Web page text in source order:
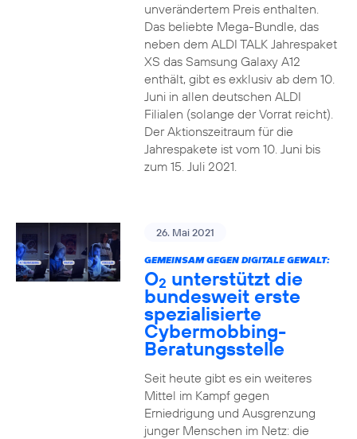
unverändertem Preis enthalten.
Das beliebte Mega-Bundle, das
neben dem ALDI TALK Jahrespaket
XS das Samsung Galaxy A12
enthält, gibt es exklusiv ab dem 10.
Juni in allen deutschen ALDI
Filialen (solange der Vorrat reicht).
Der Aktionszeitraum für die
Jahrespakete ist vom 10. Juni bis
zum 15. Juli 2021.
26. Mai 2021
GEMEINSAM GEGEN DIGITALE GEWALT:
O2 unterstützt die
bundesweit erste
spezialisierte
Cybermobbing-
Beratungsstelle
Seit heute gibt es ein weiteres
Mittel im Kampf gegen
Erniedrigung und Ausgrenzung
junger Menschen im Netz: die